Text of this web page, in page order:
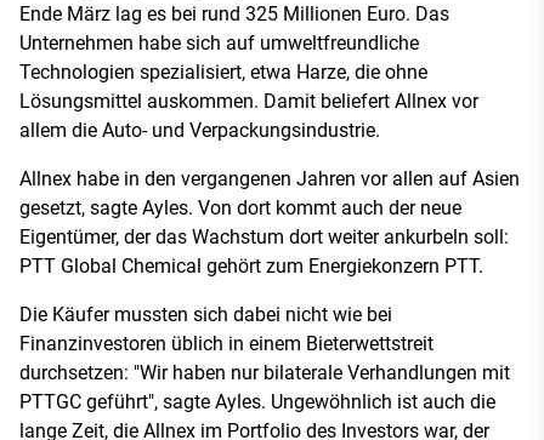
Ende März lag es bei rund 325 Millionen Euro. Das
Unternehmen habe sich auf umweltfreundliche
Technologien spezialisiert, etwa Harze, die ohne
Lösungsmittel auskommen. Damit beliefert Allnex vor
allem die Auto- und Verpackungsindustrie.
Allnex habe in den vergangenen Jahren vor allen auf Asien
gesetzt, sagte Ayles. Von dort kommt auch der neue
Eigentümer, der das Wachstum dort weiter ankurbeln soll:
PTT Global Chemical gehört zum Energiekonzern PTT.
Die Käufer mussten sich dabei nicht wie bei
Finanzinvestoren üblich in einem Bieterwettstreit
durchsetzen: "Wir haben nur bilaterale Verhandlungen mit
PTTGC geführt", sagte Ayles. Ungewöhnlich ist auch die
lange Zeit, die Allnex im Portfolio des Investors war, der